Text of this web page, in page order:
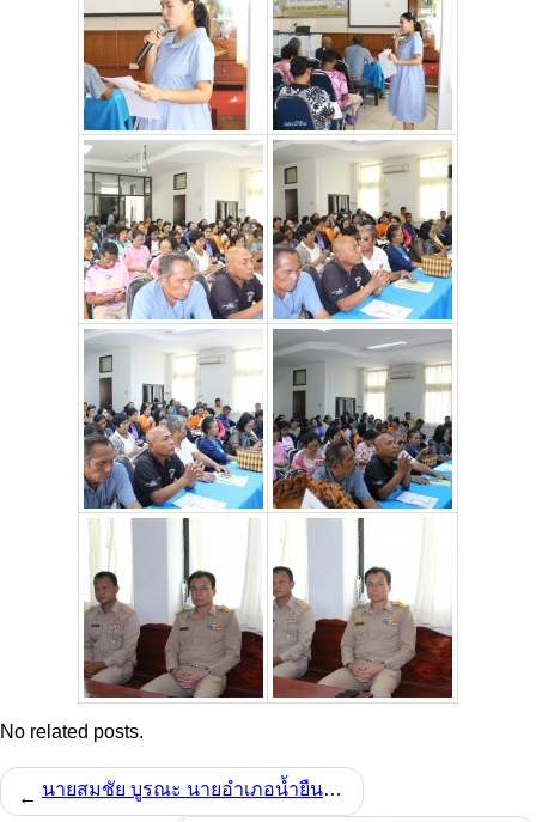
No related posts.
← นายสมชัย บูรณะ นายอำเภอน้ำยืน ประธานเปิดโครงการบูรณาการหน่วยแพทย์เคลื่อนที่เพื่อดูแลประชาชน